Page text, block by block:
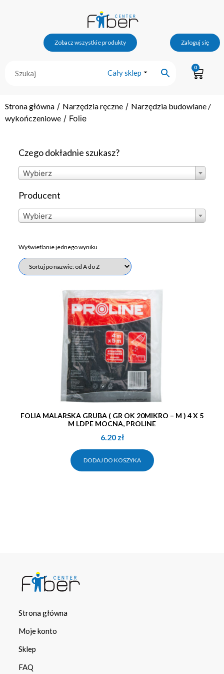
Zobacz wszystkie produkty Zaloguj się
Cały sklep
0
Strona główna / Narzędzia ręczne / Narzędzia budowlane /
wykończeniowe / Folie
Czego dokładnie szukasz?
Wybierz
Producent
Wybierz
Wyświetlanie jednego wyniku
FOLIA MALARSKA GRUBA ( GR OK 20MIKRO – M ) 4 X 5
M LDPE MOCNA, PROLINE
6.20 zł
DODAJ DO KOSZYKA
Strona główna
Moje konto
Sklep
FAQ